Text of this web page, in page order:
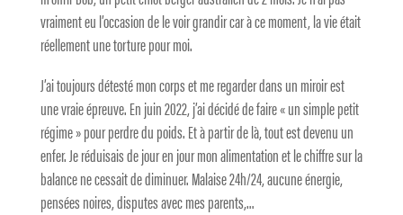
vraiment eu l’occasion de le voir grandir car à ce moment, la vie était
réellement une torture pour moi.
J’ai toujours détesté mon corps et me regarder dans un miroir est
une vraie épreuve. En juin 2022, j’ai décidé de faire « un simple petit
régime » pour perdre du poids. Et à partir de là, tout est devenu un
enfer. Je réduisais de jour en jour mon alimentation et le chiffre sur la
balance ne cessait de diminuer. Malaise 24h/24, aucune énergie,
pensées noires, disputes avec mes parents,…